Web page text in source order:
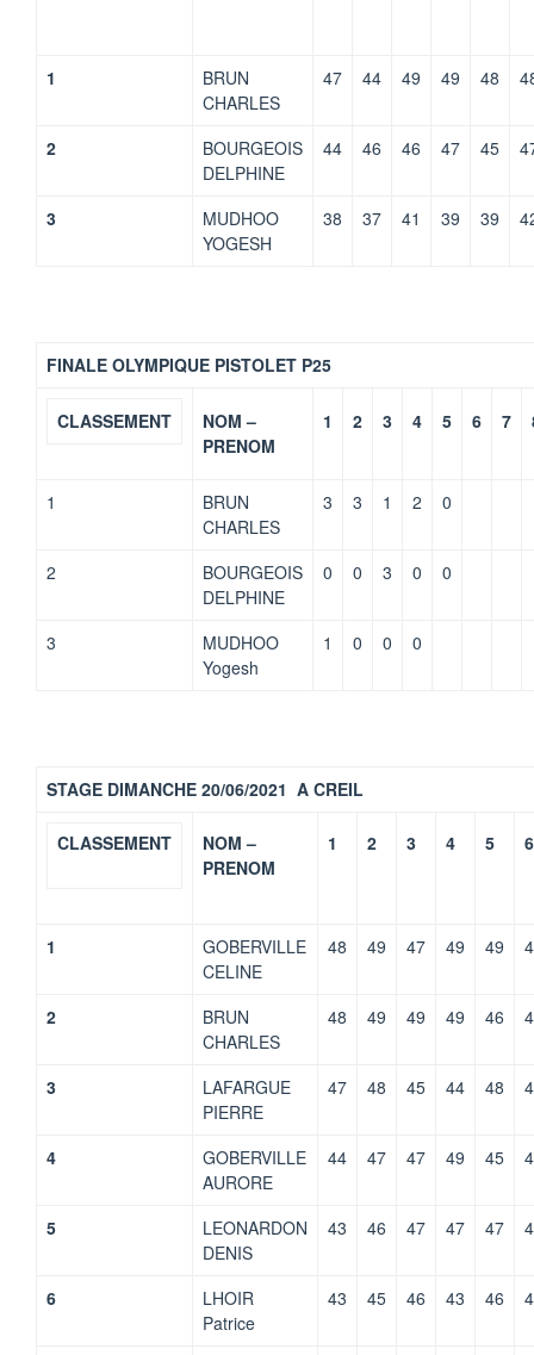
1
BRUN
CHARLES
47 44 49 49 48
2
BOURGEOIS
DELPHINE
44 46 46 47 45
3
MUDHOO
YOGESH
38 37 41 39 39
FINALE OLYMPIQUE PISTOLET P25
CLASSEMENT
NOM –
PRENOM
1 2 3 4 5 6 7
1
BRUN
CHARLES
3 3 1 2 0
2
BOURGEOIS
DELPHINE
0 0 3 0 0
3
MUDHOO
Yogesh
1 0 0 0
STAGE DIMANCHE 20/06/2021 A CREIL
CLASSEMENT
NOM –
PRENOM
1 2 3 4 5 6
1
GOBERVILLE
CELINE
48 49 47 49 49
2
BRUN
CHARLES
48 49 49 49 46
3
LAFARGUE
PIERRE
47 48 45 44 48
4
GOBERVILLE
AURORE
44 47 47 49 45
5
LEONARDON
DENIS
43 46 47 47 47
6
LHOIR
Patrice
43 45 46 43 46